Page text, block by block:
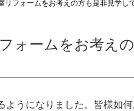
リフォームをお考えの方も是非見学し
ォームをお考え
ようになりました。皆様如何